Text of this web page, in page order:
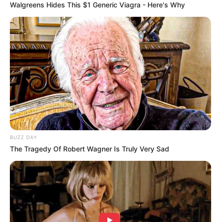
Sarah Waddles
Walgreens Hides This $1 Generic Viagra - Here's Why
BUZZ DAY
The Tragedy Of Robert Wagner Is Truly Very Sad